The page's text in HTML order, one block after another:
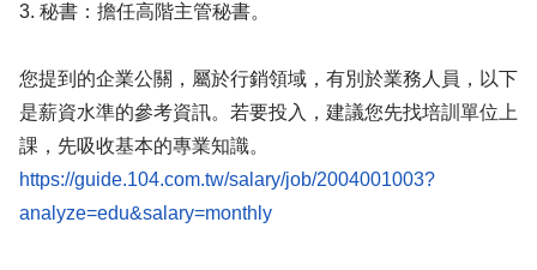
3. 秘書：擔任高階主管秘書。
您提到的企業公關，屬於行銷領域，有別於業務人員，以下
是薪資水準的參考資訊。若要投入，建議您先找培訓單位上
課，先吸收基本的專業知識。
https://guide.104.com.tw/salary/job/2004001003?
analyze=edu&salary=monthly